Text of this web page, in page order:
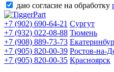
даю согласие на обработку
+7 (902) 690-64-21 Сургут
+7 (932) 022-08-88 Тюмень
+7 (908) 889-73-73
+7 (905) 820-00-39 Ростов-на-
+7 (905) 820-00-35 Красноярск